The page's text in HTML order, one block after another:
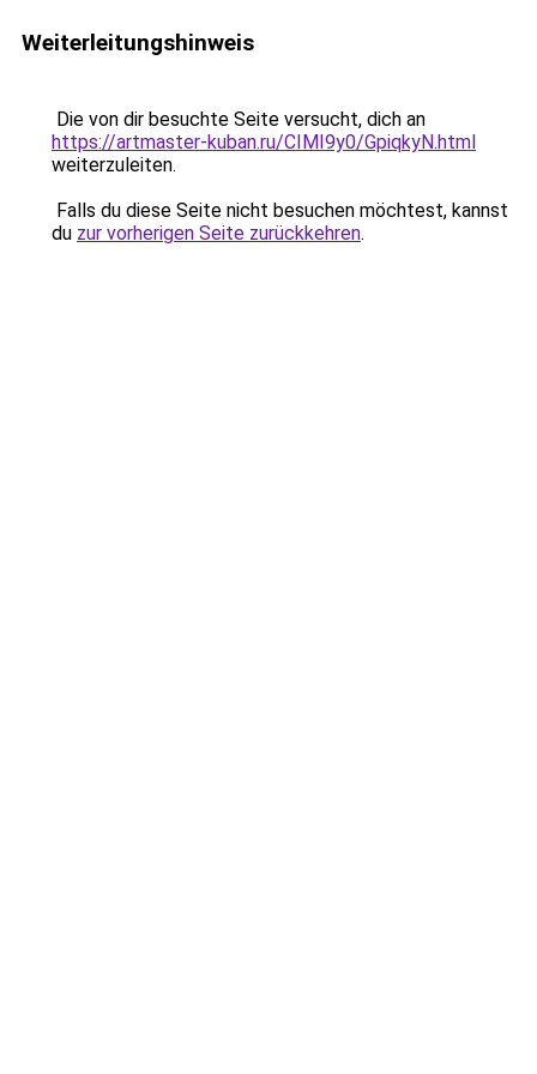
Weiterleitungshinweis
Die von dir besuchte Seite versucht, dich an
https://artmaster-kuban.ru/CIMI9y0/GpiqkyN.html
weiterzuleiten.
Falls du diese Seite nicht besuchen möchtest, kannst
du zur vorherigen Seite zurückkehren.